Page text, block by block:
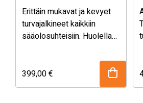
Erittäin mukavat ja kevyet
turvajalkineet kaikkiin
sääolosuhteisiin. Huolella
korkea ja hyvin tukea antava
yläosa ja mukavan pehmeä
sisus. Suojausluokka 2 (24
399,00€